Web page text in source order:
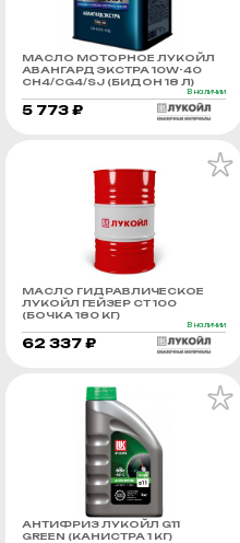
МАСЛО МОТОРНОЕ ЛУКОЙЛ
АВАНГАРД ЭКСТРА 10W-40
CH4/CG4/SJ (БИДОН 18 Л)
В наличии
5 773 ₽
МАСЛО ГИДРАВЛИЧЕСКОЕ
ЛУКОЙЛ ГЕЙЗЕР СТ 100
(БОЧКА 180 КГ)
В наличии
62 337 ₽
АНТИФРИЗ ЛУКОЙЛ G11
GREEN (КАНИСТРА 1 КГ)